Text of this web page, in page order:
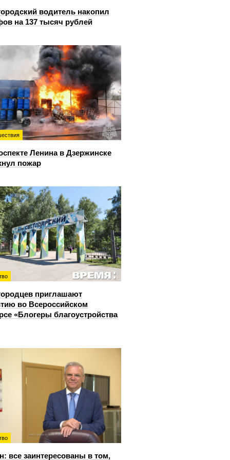
водитель накопил
на 137 тысяч рублей
Ленина в Дзержинске
пожар
приглашают
во Всероссийском
«Блогеры благоустройства
все заинтересованы в том,